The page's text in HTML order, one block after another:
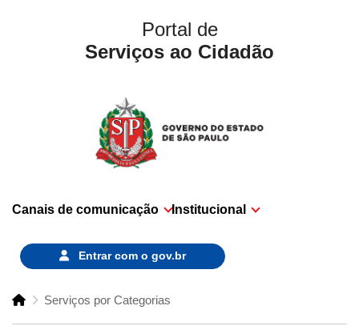
Portal de
Serviços ao Cidadão
Canais de comunicação Institucional
Entrar com o gov.br
Serviços por Categorias